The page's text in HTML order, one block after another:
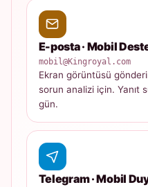
E-posta · Mobil
mobil@Kingroyal.com
Ekran görüntüsü
sorun analizi için. Yanıt
gün.
Telegram · Mobil